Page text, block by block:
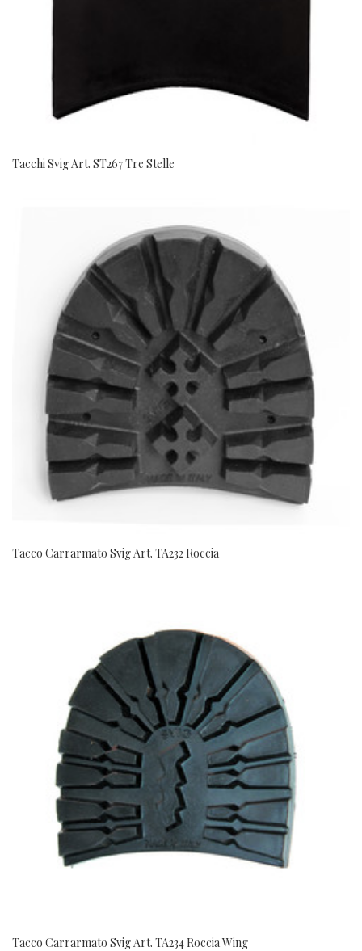
Tacchi Svig Art. ST267 Tre Stelle
Tacco Carrarmato Svig Art. TA232 Roccia
Tacco Carrarmato Svig Art. TA234 Roccia Wing